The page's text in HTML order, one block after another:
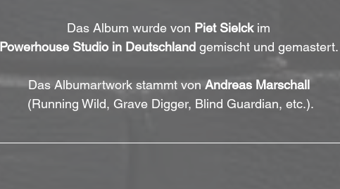
Das Album wurde von Piet Sielck im
Powerhouse Studio in Deutschland gemischt und gemastert.
Das Albumartwork stammt von Andreas Marschall
(Running Wild, Grave Digger, Blind Guardian, etc.).